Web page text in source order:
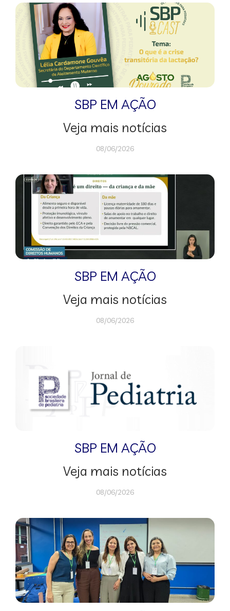
SBP EM AÇÃO
Veja mais notícias
08/06/2026
SBP EM AÇÃO
Veja mais notícias
08/06/2026
SBP EM AÇÃO
Veja mais notícias
08/06/2026